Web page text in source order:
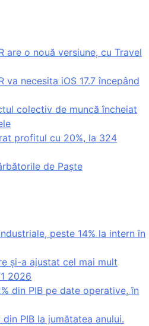
are o nouă versiune, cu Travel
va necesita iOS 17.7 începând
colectiv de muncă încheiat
profitul cu 20%, la 324
de Paște
peste 14% la intern în
și-a ajustat cel mai mult
2026
din PIB pe date operative, în
PIB la jumătatea anului.